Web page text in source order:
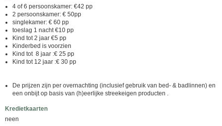
4 of 6 persoonskamer: €42 pp
2 persoonskamer: € 50pp
singlekamer: € 60 pp
toeslag 1 nacht €10 pp
Kind tot 2 jaar €5 pp
Kinderbed is voorzien
Kind tot 8 jaar :€ 25 pp
Kind tot 12 jaar :€ 30 pp
De prijzen zijn per overnachting (inclusief gebruik van bed- & badlinnen) en
een onbijt op basis van (h)eerlijke streekeigen producten .
Kredietkaarten
neen